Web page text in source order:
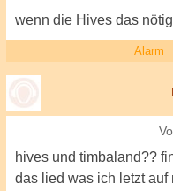
wenn die Hives das
Alarm
hives und timbaland??
das lied was ich letzt auf